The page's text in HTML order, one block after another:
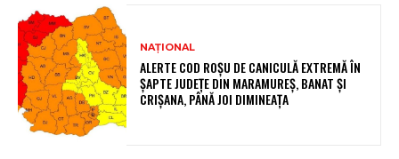
NAȚIONAL
ALERTE COD ROȘU DE CANICULĂ EXTREMĂ ÎN
ȘAPTE JUDEȚE DIN MARAMUREȘ, BANAT ȘI
CRIȘANA, PÂNĂ JOI DIMINEAȚA